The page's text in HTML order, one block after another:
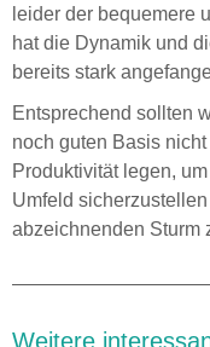
leider der bequemere
hat die Dynamik und
bereits stark
Entsprechend sollten
noch guten Basis
Produktivität legen,
Umfeld
abzeichnenden Sturm
Weitere